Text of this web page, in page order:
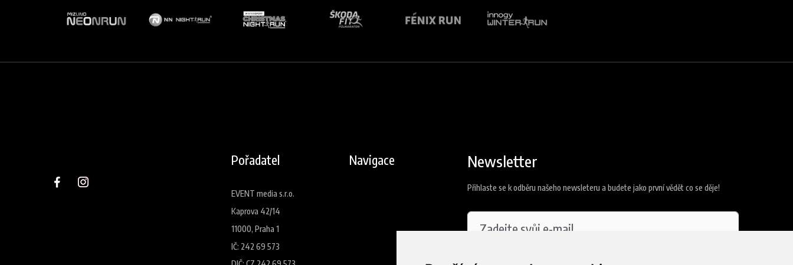
Pořadatel
EVENT media s.r.o.
Kaprova 42/14
11000, Praha 1
IČ: 242 69 573
Navigace Newsletter
Přihlaste se k odběru našeho newsleteru a budete jako první vědět co se děje!